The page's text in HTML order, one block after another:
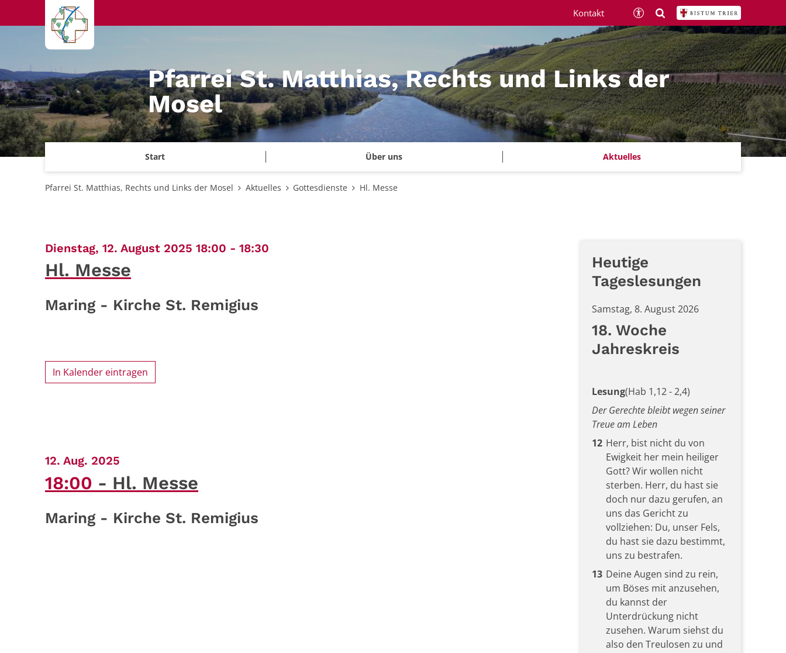
Zum Inhalt springen
Pfarrei St. Matthias, Rechts und Links der
Mosel
Start Über uns Aktuelles
Kontakt
Pfarrei St. Matthias, Rechts und Links der Mosel Aktuelles Gottesdienste Hl. Messe
Dienstag, 12. August 2025 18:00 - 18:30
Hl. Messe
Maring - Kirche St. Remigius
In Kalender eintragen
12. Aug. 2025
18:00 Hl. Messe
Maring - Kirche St. Remigius
Heutige
Tageslesungen
Samstag, 8. August 2026
18. Woche
Jahreskreis
Lesung(Hab 1,12 - 2,4)
Der Gerechte bleibt wegen seiner
Treue am Leben
12 Herr, bist nicht du von
Ewigkeit her mein heiliger
Gott? Wir wollen nicht
sterben. Herr, du hast sie
doch nur dazu gerufen, an
uns das Gericht zu
vollziehen: Du, unser Fels,
du hast sie dazu bestimmt,
uns zu bestrafen.
13 Deine Augen sind zu rein,
um Böses mit anzusehen,
du kannst der
Unterdrückung nicht
zusehen. Warum siehst du
also den Treulosen zu und